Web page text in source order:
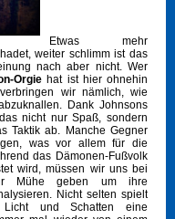
Etwas mehr
weiter schlimm ist das
nach aber nicht. Wer
Orgie hat ist hier ohnehin
wir nämlich, wie
Dank Johnsons
nicht nur Spaß, sondern
Taktik ab. Manche Gegner
was vor allem für die
das Dämonen-Fußvolk
wird, müssen wir uns bei
Mühe geben um ihre
Nicht selten spielt
und Schatten eine